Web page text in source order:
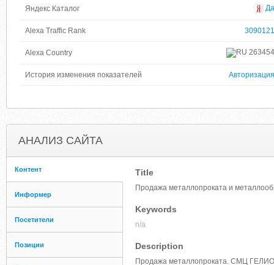
Яндекс Каталог Да
Alexa Traffic Rank 3090121
Alexa Country 263454
История изменения показателей Авторизация
АНАЛИЗ САЙТА
Контент
Информер
Посетители
Позиции
Title
Продажа металлопроката и
Keywords
n/a
Description
Продажа металлопроката. СМЦ